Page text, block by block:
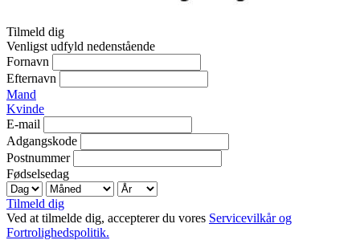
Tilmeld dig
Venligst udfyld nedenstående
Fornavn
Efternavn
Mand
Kvinde
E-mail
Adgangskode
Postnummer
Fødselsedag
Tilmeld dig
Ved at tilmelde dig, accepterer du vores Servicevilkår og
Fortrolighedspolitik.